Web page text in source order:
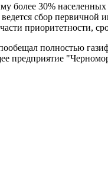
30% населенных
сбор
приоритетности,
полностью
предприятие